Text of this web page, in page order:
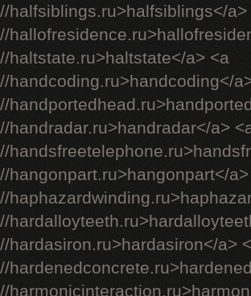
halfsiblings.ru>halfsiblings</a>
haltstate.ru>haltstate</a> <a
handcoding.ru>handcoding</
handradar.ru>handradar</a>
hangonpart.ru>hangonpart</
hardasiron.ru>hardasiron</a>